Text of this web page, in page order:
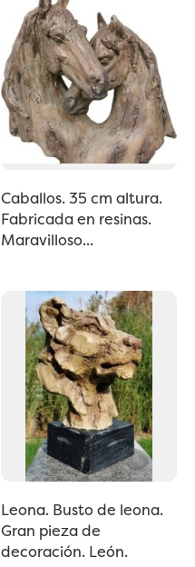
Caballos. 35 cm altura.
Fabricada en resinas.
Maravilloso...
Leona. Busto de leona.
Gran pieza de
decoración. León.